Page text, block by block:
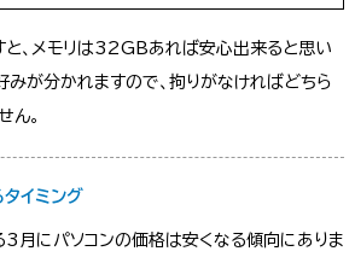
と、メモリは32GBあれば安心出来ると思い
が分かれますので、拘りがなければどちら
ん。
イミング
月にパソコンの価格は安くなる傾向にありま